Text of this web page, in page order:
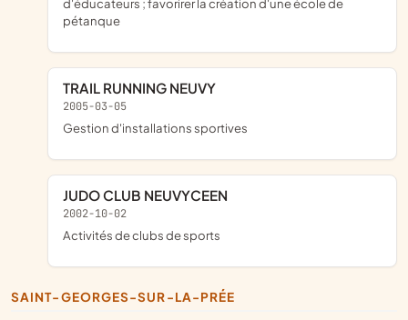
pétanque
TRAIL RUNNING NEUVY
2005-03-05
Gestion d'installations sportives
JUDO CLUB NEUVYCEEN
2002-10-02
Activités de clubs de sports
SAINT-GEORGES-SUR-LA-PRÉE